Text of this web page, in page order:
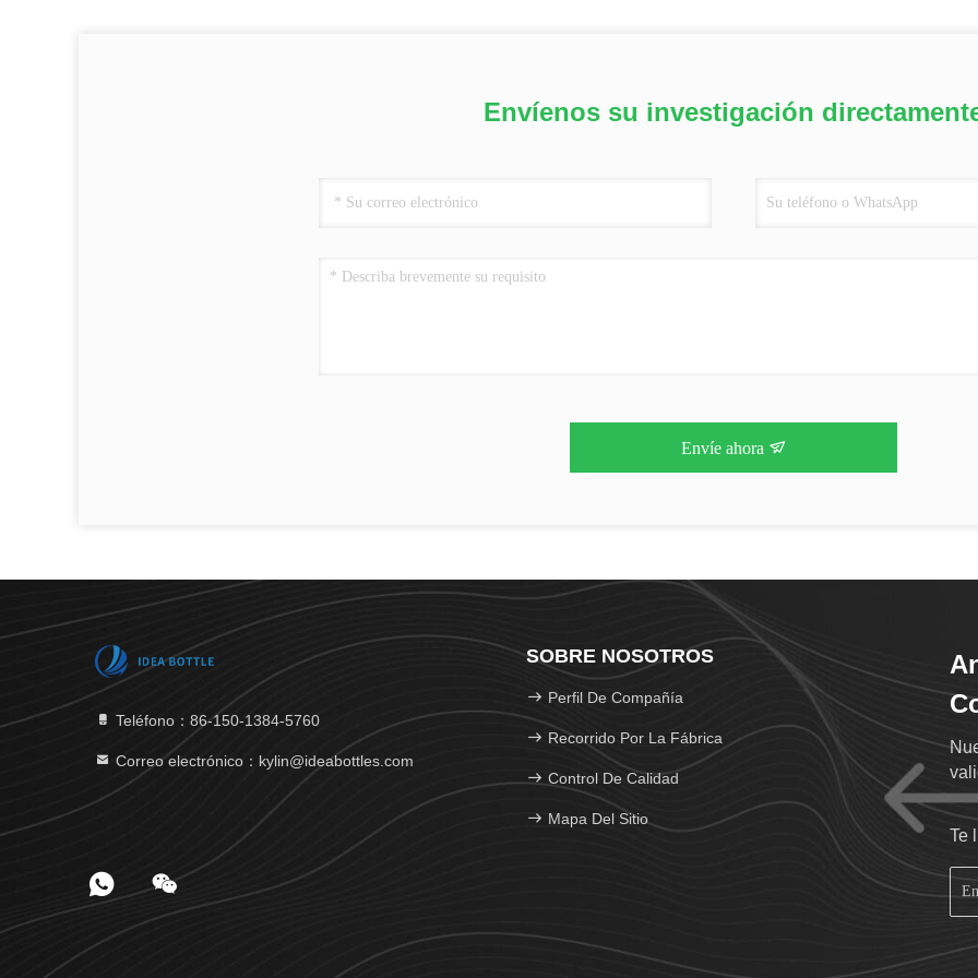
Envíenos su investigación
Envíe ahora
Teléfono：86-150-1384-5760
Correo electrónico：kylin@ideabottles.com
SOBRE NOSOTROS
Perfil De Compañía
Recorrido Por La Fábrica
Control De Calidad
Mapa Del Sitio
Te